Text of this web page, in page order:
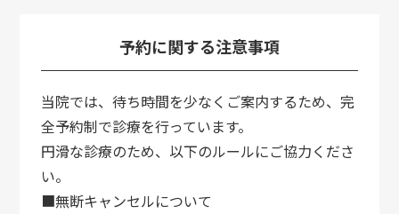
予約に関する注意事項
当院では、待ち時間を少なくご案内するため、完
全予約制で診療を行っています。
円滑な診療のため、以下のルールにご協力くださ
い。
■無断キャンセルについて